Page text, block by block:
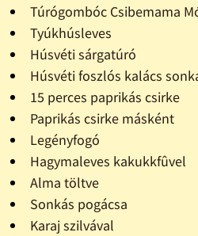
Túrógombóc Csibemama
Tyúkhúsleves
Húsvéti sárgatúró
Húsvéti foszlós kalács
15 perces paprikás csirke
Paprikás csirke másként
Legényfogó
Hagymaleves kakukkfûvel
Alma töltve
Sonkás pogácsa
Karaj szilvával